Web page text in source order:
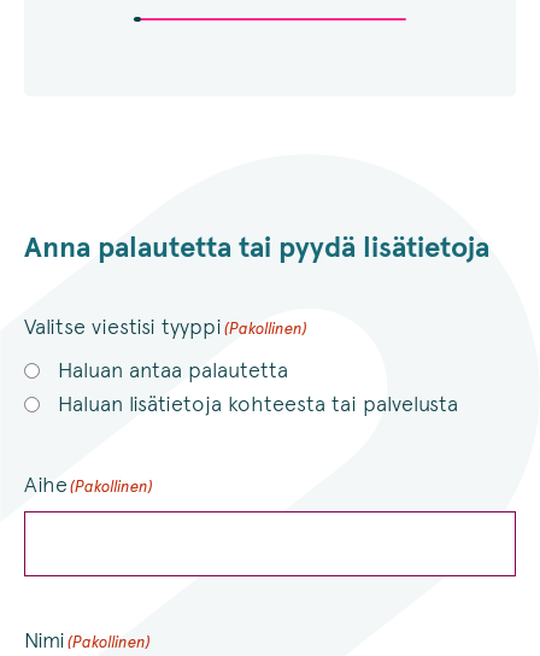
Anna palautetta tai pyydä lisätietoja
Valitse viestisi tyyppi(Pakollinen)
Haluan antaa palautetta
Haluan lisätietoja kohteesta tai palvelusta
Aihe (Pakollinen)
Nimi (Pakollinen)